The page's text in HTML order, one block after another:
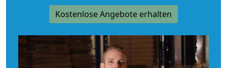
Kostenlose Angebote erhalten